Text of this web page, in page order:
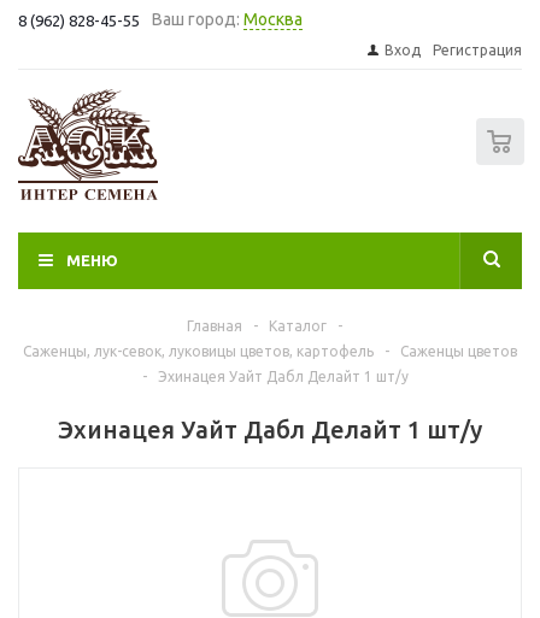
8 (962) 828-45-55 Ваш город: Москва
Вход Регистрация
МЕНЮ
Главная - Каталог
-
Саженцы, лук-севок, луковицы цветов, картофель
-
Саженцы цветов
-
Эхинацея Уайт Дабл Делайт 1 шт/у
Эхинацея Уайт Дабл Делайт 1 шт/у